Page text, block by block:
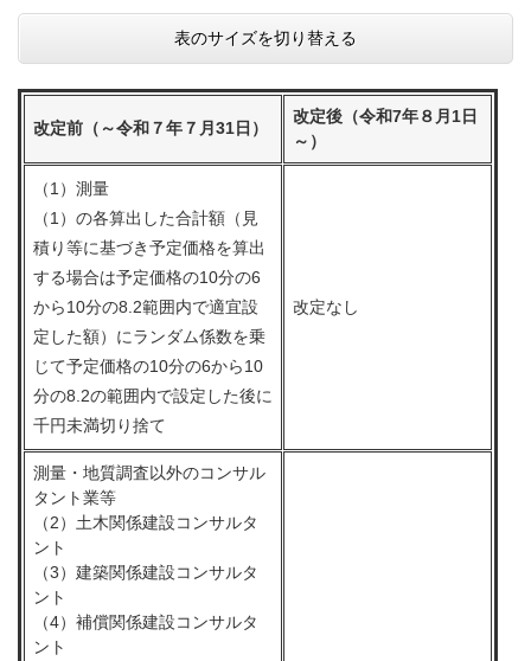
表のサイズを切り替える
改定前（～令和７年７月31日）
改定後（令和7年８月1日
～）
（1）測量
（1）の各算出した合計額（見
積り等に基づき予定価格を算出
する場合は予定価格の10分の6
から10分の8.2範囲内で適宜設
定した額）にランダム係数を乗
じて予定価格の10分の6から10
分の8.2の範囲内で設定した後に
千円未満切り捨て
改定なし
測量・地質調査以外のコンサル
タント業等
（2）土木関係建設コンサルタ
ント
（3）建築関係建設コンサルタ
ント
（4）補償関係建設コンサルタ
ント